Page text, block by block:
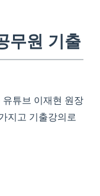
무원 기출
튜브 이재현 원장
지고 기출강의로